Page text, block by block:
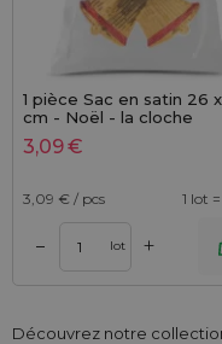
1 pièce Sac en satin 26
cm - Noël - la cloche
3,09€
3,09 € / pcs 1 lot
– lot +
Découvrez notre